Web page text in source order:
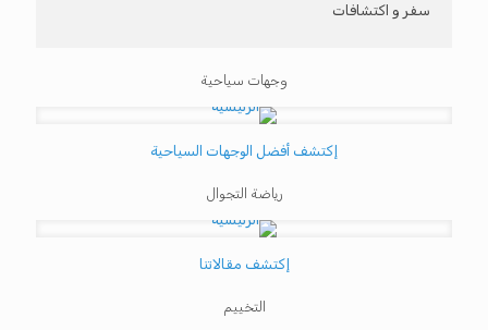
سفر و اكتشافات
وجهات سياحية
إكتشف أفضل الوجهات السياحية
رياضة التجوال
إكتشف مقالاتنا
التخييم